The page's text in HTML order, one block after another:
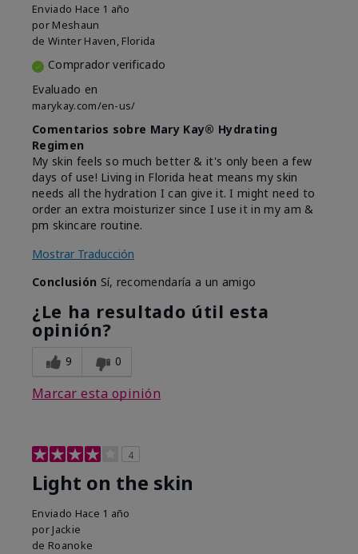
Enviado Hace 1 año
por Meshaun
de Winter Haven, Florida
Comprador verificado
Evaluado en
marykay.com/en-us/
Comentarios sobre Mary Kay® Hydrating
Regimen
My skin feels so much better & it's only been a few
days of use! Living in Florida heat means my skin
needs all the hydration I can give it. I might need to
order an extra moisturizer since I use it in my am &
pm skincare routine.
Mostrar Traducción
Conclusión Sí, recomendaría a un amigo
¿Le ha resultado útil esta
opinión?
9 0
Marcar esta opinión
4
Light on the skin
Enviado Hace 1 año
por Jackie
de Roanoke